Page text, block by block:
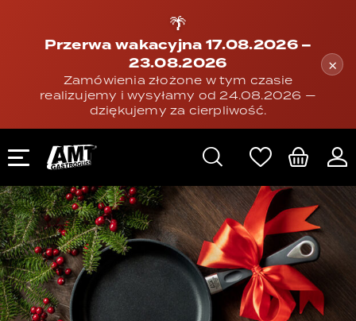
🌴
Przerwa wakacyjna 17.08.2026 –
23.08.2026
Zamówienia złożone w tym czasie
realizujemy i wysyłamy od 24.08.2026 —
dziękujemy za cierpliwość.
×